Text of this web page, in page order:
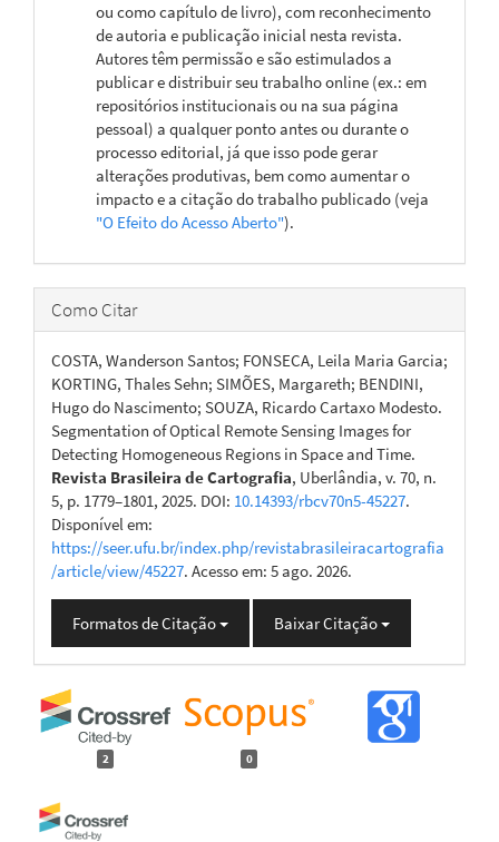
ou como capítulo de livro), com reconhecimento
de autoria e publicação inicial nesta revista.
Autores têm permissão e são estimulados a
publicar e distribuir seu trabalho online (ex.: em
repositórios institucionais ou na sua página
pessoal) a qualquer ponto antes ou durante o
processo editorial, já que isso pode gerar
alterações produtivas, bem como aumentar o
impacto e a citação do trabalho publicado (veja
"O Efeito do Acesso Aberto").
Como Citar
COSTA, Wanderson Santos; FONSECA, Leila Maria Garcia;
KORTING, Thales Sehn; SIMÕES, Margareth; BENDINI,
Hugo do Nascimento; SOUZA, Ricardo Cartaxo Modesto.
Segmentation of Optical Remote Sensing Images for
Detecting Homogeneous Regions in Space and Time.
Revista Brasileira de Cartografia, Uberlândia, v. 70, n.
5, p. 1779–1801, 2025. DOI: 10.14393/rbcv70n5-45227.
Disponível em:
https://seer.ufu.br/index.php/revistabrasileiracartografia
/article/view/45227. Acesso em: 5 ago. 2026.
Formatos de Citação Baixar Citação
2 0